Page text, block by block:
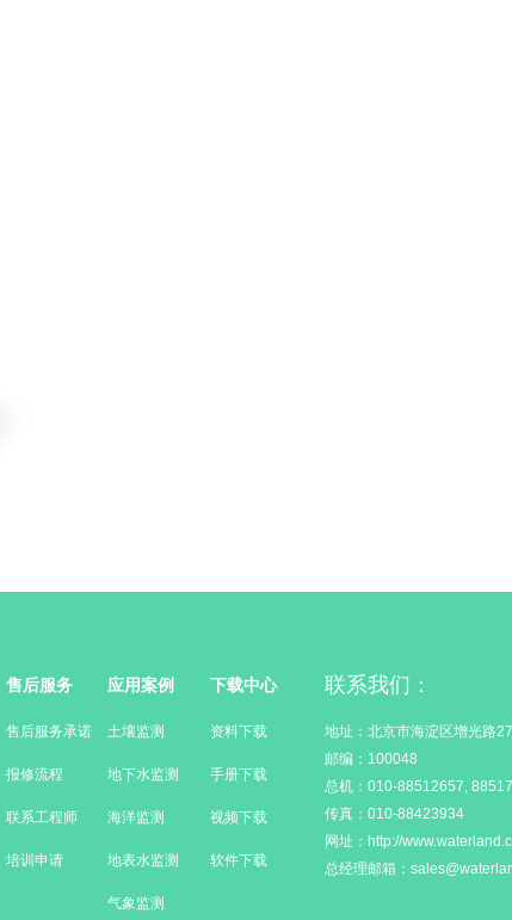
售后服务
售后服务承诺
报修流程
联系工程师
培训申请
应用案例
土壤监测
地下水监测
海洋监测
地表水监测
气象监测
下载中心
资料下载
手册下载
视频下载
软件下载
联系我们：
地址：北京市海淀区增光路
邮编：100048
总机：010-88512657,
传真：010-88423934
网址：http://
总经理邮箱：